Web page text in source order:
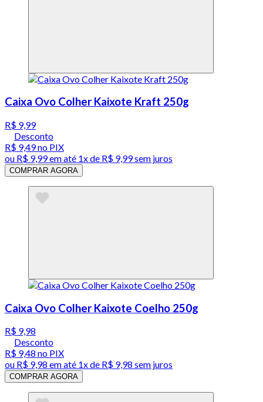
Caixa Ovo Colher Kaixote Kraft 250g
R$ 9,99
Desconto
R$ 9,49no PIX
ou R$ 9,99em até 1x de R$ 9,99sem juros
COMPRAR AGORA
Caixa Ovo Colher Kaixote Coelho 250g
R$ 9,98
Desconto
R$ 9,48 no PIX
ou R$ 9,98 em até 1x de R$ 9,98 sem juros
COMPRAR AGORA